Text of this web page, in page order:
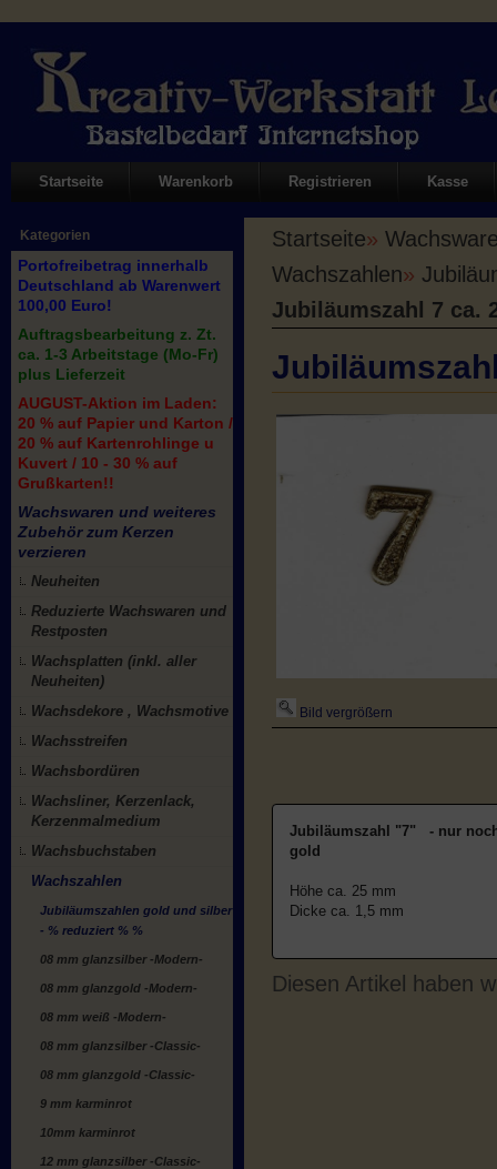
Startseite Warenkorb Registrieren Kasse
Kategorien
Portofreibetrag innerhalb
Deutschland ab Warenwert
100,00 Euro!
Auftragsbearbeitung z. Zt.
ca. 1-3 Arbeitstage (Mo-Fr)
plus Lieferzeit
AUGUST-Aktion im Laden:
20 % auf Papier und Karton /
20 % auf Kartenrohlinge u
Kuvert / 10 - 30 % auf
Grußkarten!!
Wachswaren und weiteres
Zubehör zum Kerzen
verzieren
Neuheiten
Reduzierte Wachswaren und
Restposten
Wachsplatten (inkl. aller
Neuheiten)
Wachsdekore , Wachsmotive
Wachsstreifen
Wachsbordüren
Wachsliner, Kerzenlack,
Kerzenmalmedium
Wachsbuchstaben
Wachszahlen
Jubiläumszahlen gold und silber
- % reduziert % %
08 mm glanzsilber -Modern-
08 mm glanzgold -Modern-
08 mm weiß -Modern-
08 mm glanzsilber -Classic-
08 mm glanzgold -Classic-
9 mm karminrot
10mm karminrot
12 mm glanzsilber -Classic-
Startseite»
Wachszahlen»
Jubiläumszahl 7 ca.
Bild vergrößern
Jubiläumszahl "7" - nur
gold
Höhe ca. 25 mm
Dicke ca. 1,5 mm
Diesen Artikel haben